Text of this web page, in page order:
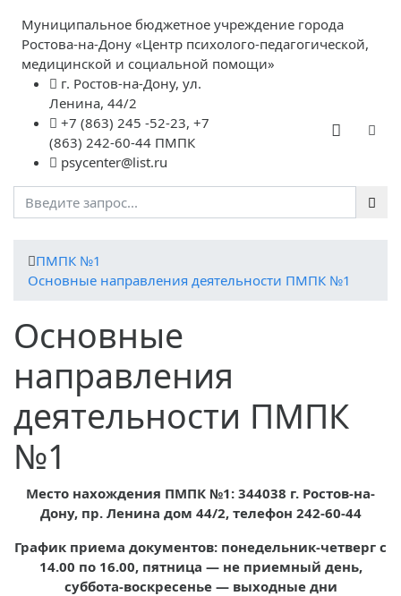
Муниципальное бюджетное учреждение города
Ростова-на-Дону «Центр психолого-педагогической,
медицинской и социальной помощи»
г. Ростов-на-Дону, ул.
Ленина, 44/2
+7 (863) 245 -52-23, +7
(863) 242-60-44 ПМПК
psycenter@list.ru
ПМПК №1
Основные направления деятельности ПМПК №1
Основные
направления
деятельности ПМПК
№1
Место нахождения ПМПК №1: 344038 г. Ростов-на-
Дону, пр. Ленина дом 44/2, телефон 242-60-44
График приема документов: понедельник-четверг с
14.00 по 16.00, пятница — не приемный день,
суббота-воскресенье — выходные дни